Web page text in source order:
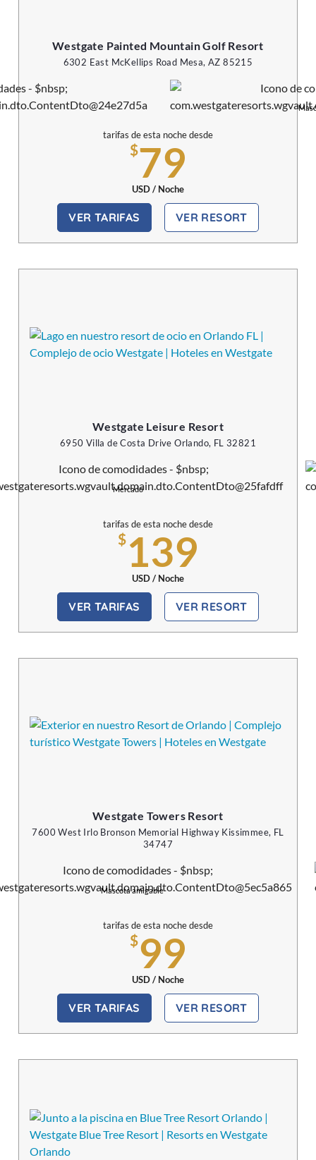
Westgate Painted Mountain Golf Resort
6302 East McKellips Road Mesa, AZ 85215
tarifas de esta noche desde
$79
USD / Noche
VER TARIFAS VER RESORT
Westgate Leisure Resort
6950 Villa de Costa Drive Orlando, FL 32821
Mercado
tarifas de esta noche desde
$139
USD / Noche
VER TARIFAS VER RESORT
Westgate Towers Resort
7600 West Irlo Bronson Memorial Highway Kissimmee, FL
34747
Mascota amigable
tarifas de esta noche desde
$99
USD / Noche
VER TARIFAS VER RESORT